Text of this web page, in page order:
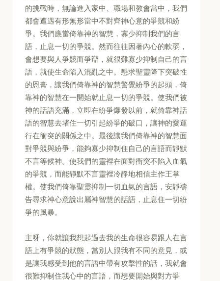
的挑戰時，無論進入家中、職場和教會當中，我們
都會遭遇有形無形當中不對齊神心意的爭競和紛
爭。我們應當倚靠神的智慧，寡少抑制我們的言
語，止息一切的爭競。然而往往因著內心的軟弱，
會想要與人爭競而爭辯，就很難寡少抑制自己的言
語，就使生命陷入混亂之中。懇求聖靈降下突破性
的恩膏，讓我們倚靠神的智慧警覺紛爭的起頭，倚
靠神的智慧在一開始就止息一切的爭競。使我們被
神的話語充滿，立即在紛爭爆發以前，就倚靠神話
語的智慧去堵住一切引起紛爭的破口，讓神的愛運
行在衝突的關係之中。最後讓我們倚靠神的智慧面
對爭競與紛爭，能夠寡少抑制住自己的言語而靜默
不言等候神。使我們的靈裡在面對衝突不陷入血氣
的爭競，而能靜默不言靈裡冷靜地相信主作王掌
權。使我們倚靠聖靈抑制一切血氣的言語，安靜禱
告尋求神心意說出屬神智慧的話語，止息住一切紛
爭的風暴。
主呀，你就讓我想起過去我的生命很容易跟人在言
語上有爭競的狀態，當別人跟我有不同的意見，或
是讓我感受到他的言語中帶有攻擊性的話，我就會
很難抑制住我心中的言語，而想要開始與對方爭